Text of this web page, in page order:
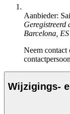
Aanbieder:
Geregistreerd
Barcelona, ES
Neem contact
Wijzigings-